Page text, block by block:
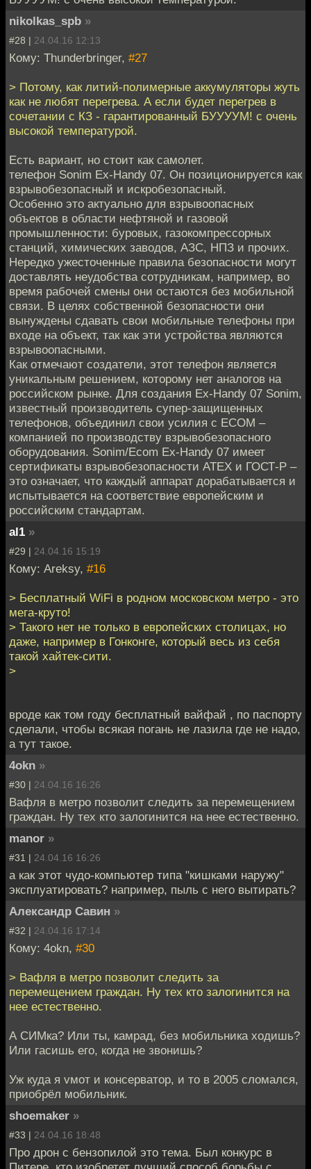
nikolkas_spb »
#28 | 24.04.16 12:13
Кому: Thunderbringer, #27
> Потому, как литий-полимерные аккумуляторы жуть
как не любят перегрева. А если будет перегрев в
сочетании с КЗ - гарантированный БУУУУМ! с очень
высокой температурой.
Есть вариант, но стоит как самолет.
телефон Sonim Ex-Handy 07. Он позиционируется как
взрывобезопасный и искробезопасный.
Особенно это актуально для взрывоопасных
объектов в области нефтяной и газовой
промышленности: буровых, газокомпрессорных
станций, химических заводов, АЗС, НПЗ и прочих.
Нередко ужесточенные правила безопасности могут
доставлять неудобства сотрудникам, например, во
время рабочей смены они остаются без мобильной
связи. В целях собственной безопасности они
вынуждены сдавать свои мобильные телефоны при
входе на объект, так как эти устройства являются
взрывоопасными.
Как отмечают создатели, этот телефон является
уникальным решением, которому нет аналогов на
российском рынке. Для создания Ex-Handy 07 Sonim,
известный производитель супер-защищенных
телефонов, объединил свои усилия с ECOM –
компанией по производству взрывобезопасного
оборудования. Sonim/Ecom Ex-Handy 07 имеет
сертификаты взрывобезопасности АТЕХ и ГОСТ-Р –
это означает, что каждый аппарат дорабатывается и
испытывается на соответствие европейским и
российским стандартам.
al1 »
#29 | 24.04.16 15:19
Кому: Areksy, #16
> Бесплатный WiFi в родном московском метро - это
мега-круто!
> Такого нет не только в европейских столицах, но
даже, например в Гонконге, который весь из себя
такой хайтек-сити.
>
вроде как том году бесплатный вайфай , по паспорту
сделали, чтобы всякая погань не лазила где не надо,
а тут такое.
4okn »
#30 | 24.04.16 16:26
Вафля в метро позволит следить за перемещением
граждан. Ну тех кто залогинится на нее естественно.
manor »
#31 | 24.04.16 16:26
а как этот чудо-компьютер типа "кишками наружу"
эксплуатировать? например, пыль с него вытирать?
Александр Савин »
#32 | 24.04.16 17:14
Кому: 4okn, #30
> Вафля в метро позволит следить за
перемещением граждан. Ну тех кто залогинится на
нее естественно.
А СИМка? Или ты, камрад, без мобильника ходишь?
Или гасишь его, когда не звонишь?
Уж куда я vмот и консерватор, и то в 2005 сломался,
приобрёл мобильник.
shoemaker »
#33 | 24.04.16 18:48
Про дрон с бензопилой это тема. Был конкурс в